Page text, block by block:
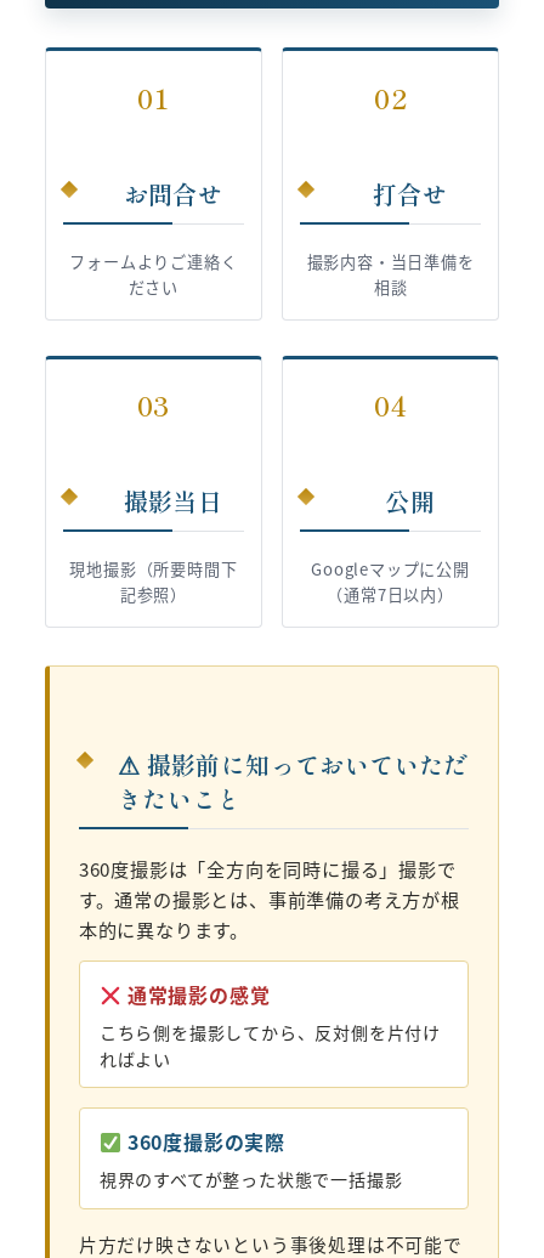
01
お問合せ
フォームよりご連絡く
ださい
02
打合せ
撮影内容・当日準備を
相談
03
撮影当日
現地撮影（所要時間下
記参照）
04
公開
Googleマップに公開
（通常7日以内）
⚠ 撮影前に知っておいていただ
きたいこと
360度撮影は「全方向を同時に撮る」撮影で
す。通常の撮影とは、事前準備の考え方が根
本的に異なります。
通常撮影の感覚
こちら側を撮影してから、反対側を片付け
ればよい
360度撮影の実際
視界のすべてが整った状態で一括撮影
片方だけ映さないという事後処理は不可能で